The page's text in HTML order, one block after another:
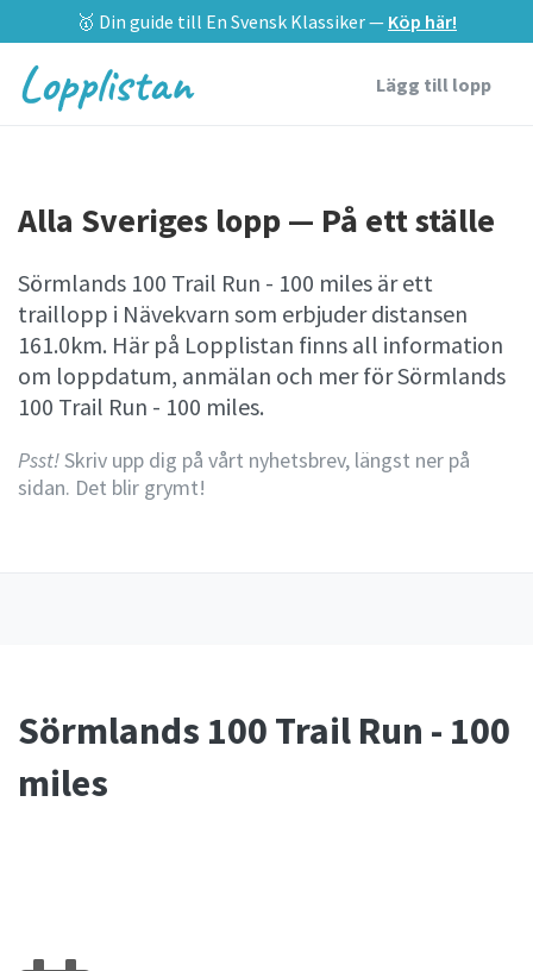
🥇 Din guide till En Svensk Klassiker — Köp här!
Lopplistan Lägg till lopp
Alla Sveriges lopp — På ett ställe
Sörmlands 100 Trail Run - 100 miles är ett
traillopp i Nävekvarn som erbjuder distansen
161.0km. Här på Lopplistan finns all information
om loppdatum, anmälan och mer för Sörmlands
100 Trail Run - 100 miles.
Psst!Skriv upp dig på vårt nyhetsbrev, längst ner på
sidan. Det blir grymt!
Sörmlands 100 Trail Run - 100
miles